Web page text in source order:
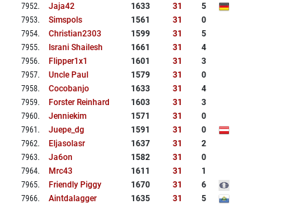
7952. Jaja42 1633 31
5
7953. Simspols 1561 31
0
7954. Christian2303 1599 31
5
7955. Israni Shailesh 1661 31
4
7956. Flipper1x1 1601 31
3
7957. Uncle Paul 1579 31
0
7958. Cocobanjo 1633 31
4
7959. Forster Reinhard 1603 31
3
7960. Jenniekim 1571 31
0
7961 . Juepe_dg 1591 31
0
7962. Eljasolasr 1637 31
2
7963. Ja6on 1582 31
0
7964. Mrc43 1611 31
1
7965. Friendly Piggy 1670 31
6
7966. Aintdalagger 1635 31
5